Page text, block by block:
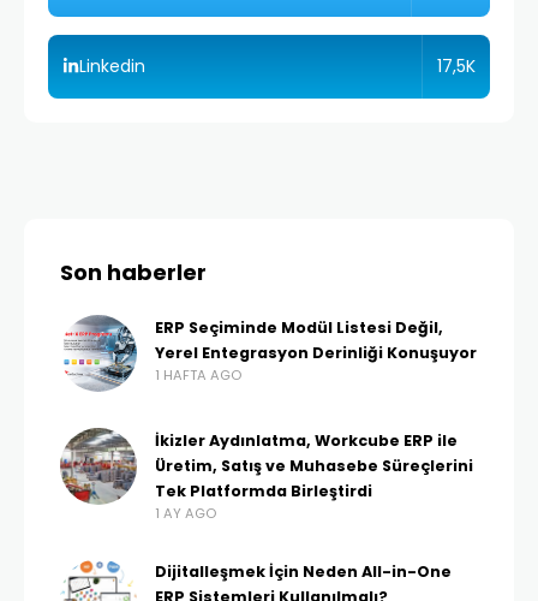
Linkedin 17,5K
Son haberler
ERP Seçiminde Modül Listesi Değil,
Yerel Entegrasyon Derinliği Konuşuyor
1 HAFTA AGO
İkizler Aydınlatma, Workcube ERP ile
Üretim, Satış ve Muhasebe Süreçlerini
Tek Platformda Birleştirdi
1 AY AGO
Dijitalleşmek İçin Neden All-in-One
ERP Sistemleri Kullanılmalı?